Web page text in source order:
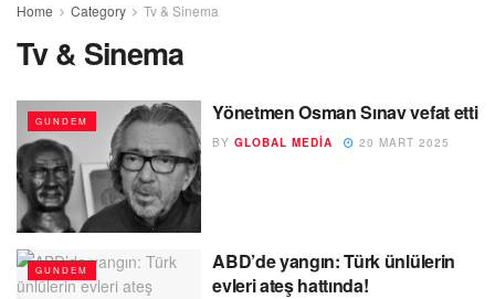
Home Category Tv & Sinema
Tv & Sinema
GUNDEM Yönetmen Osman Sınav vefat etti
BY GLOBAL MEDIA 20 MART 2025
GUNDEM
ABD’de yangın: Türk ünlülerin
evleri ateş hattında!